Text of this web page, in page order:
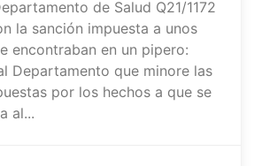
de Salud Q21/1172
la sanción impuesta a unos
encontraban en un pipero:
Departamento que minore las
por los hechos a que se
al...